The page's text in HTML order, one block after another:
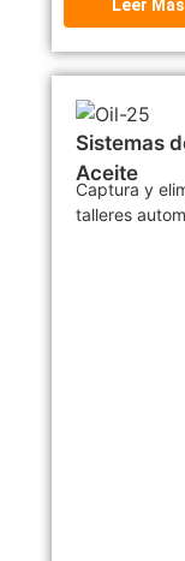
Leer Más
Sistemas
Aceite
Captura y
talleres